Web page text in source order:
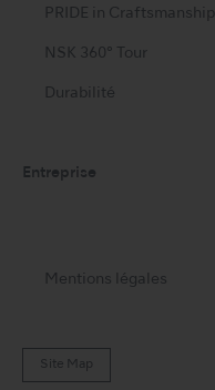
PRIDE in Craftsmanship
NSK 360° Tour
Durabilité
Entreprise
Mentions légales
Site Map